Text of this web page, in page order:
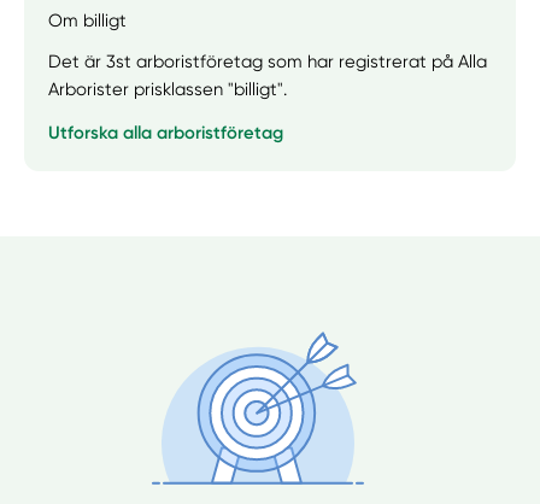
Få hjälp
Om billigt
Det är 3st arboristföretag som har registrerat på Alla
Arborister prisklassen "billigt".
Utforska alla arboristföretag